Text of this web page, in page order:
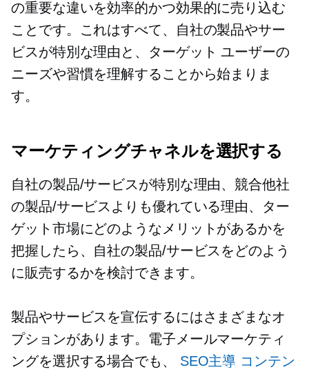
の重要な違いを効率的かつ効果的に売り込む
ことです。これはすべて、自社の製品やサー
ビスが特別な理由と、ターゲット ユーザーの
ニーズや習慣を理解することから始まりま
す。
マーケティングチャネルを選択する
自社の製品/サービスが特別な理由、競合他社
の製品/サービスよりも優れている理由、ター
ゲット市場にどのようなメリットがあるかを
把握したら、自社の製品/サービスをどのよう
に販売するかを検討できます。
製品やサービスを宣伝するにはさまざまなオ
プションがあります。電子メールマーケティ
ングを選択する場合でも、 SEO主導 コンテン